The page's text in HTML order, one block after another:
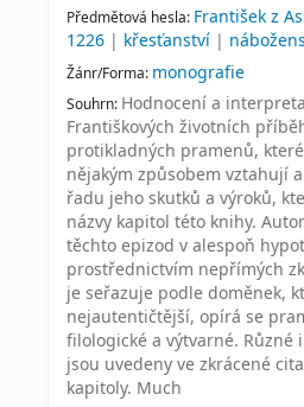
Předmětová hesla: František z
1226 | křesťanství |
Žánr/Forma: monografie
Souhrn: Hodnocení a
Františkových životních
protikladných pramenů,
nějakým způsobem vztahují
řadu jeho skutků a výroků,
názvy kapitol této knihy.
těchto epizod v alespoň
prostřednictvím nepřímých
je seřazuje podle doměnek,
nejautentičtější, opírá se
filologické a výtvarné. Různé
jsou uvedeny ve zkrácené
kapitoly. Much